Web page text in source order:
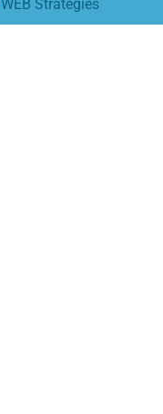
WEB Stratégies